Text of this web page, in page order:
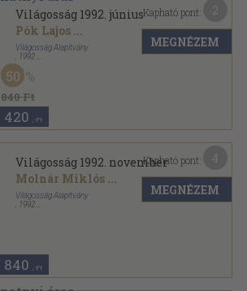
Világosság 1992. június
Pók Lajos ...
Világosság Alapítvány
1992
Ragasztott papírkötés
Világosság sorozat
840 Ft
50
420 ,-Ft
Kapható pont:
MEGNÉZEM
Világosság 1992. november
Molnár Miklós ...
Világosság Alapítvány
1992
840 ,-Ft
Kapható pont:
MEGNÉZEM